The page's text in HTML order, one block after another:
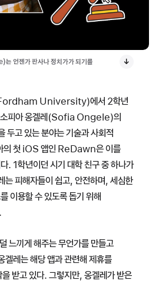
언젠가 판사나 정치가가 되기를
(Fordham University)에서 2학년
소피아 옹겔레(Sofia Ongele)의
두고 있는 분야는 기술과 사회적
의 첫 iOS 앱인 ReDawn은 이를
. 1학년이던 시기 대학 친구 중 하나가
는 피해자들이 쉽고, 안전하며, 세심한
이용할 수 있도록 돕기 위해
느끼게 해주는 무언가를 만들고
겔레는 해당 앱과 관련해 제휴를
받고 있다. 그렇지만, 옹겔레가 받은